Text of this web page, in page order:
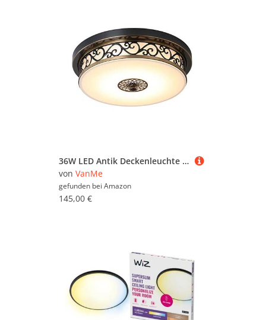
36W LED Antik Deckenleuchte Flurlampe Retro Deckenlampe Vintage Rund Design Metall Eisen Glas Lampeschirm Wohnzimmer Esszimmer Schlafzimmer Bad Küche Decken Leuchten Schwarz Ø50cm
von VanMe
gefunden bei Amazon
145,00 €